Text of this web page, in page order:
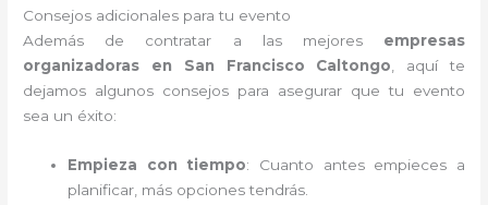
Consejos adicionales para tu evento
Además de contratar a las mejores empresas
organizadoras en San Francisco Caltongo , aquí te
dejamos algunos consejos para asegurar que tu evento
sea un éxito:
Empieza con tiempo: Cuanto antes empieces a
planificar, más opciones tendrás.